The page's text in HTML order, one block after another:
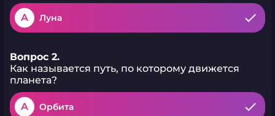
A Луна
Вопрос 2.
Как называется путь, по которому движется
планета?
A Орбита